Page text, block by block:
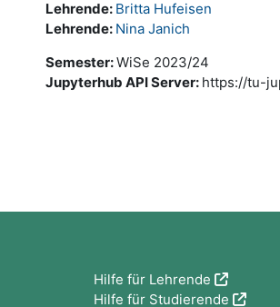
Lehrende: Britta Hufeisen
Lehrende: Nina Janich
Semester:WiSe 2023/24
Jupyterhub API Server: https://tu-
Hilfe für Lehrende
Hilfe für Studierende